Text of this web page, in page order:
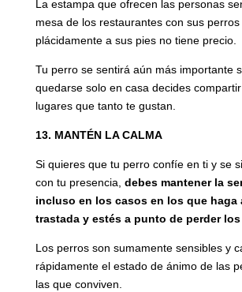
La estampa que ofrecen las personas
mesa de los restaurantes con sus
plácidamente a sus pies no tiene precio.
Tu perro se sentirá aún más importante
quedarse solo en casa decides
lugares que tanto te gustan.
13. MANTÉN LA CALMA
Si quieres que tu perro confíe en ti y se
con tu presencia, debes mantener la
incluso en los casos en los que haga
trastada y estés a punto de perder
Los perros son sumamente sensibles y
rápidamente el estado de ánimo de las
las que conviven.